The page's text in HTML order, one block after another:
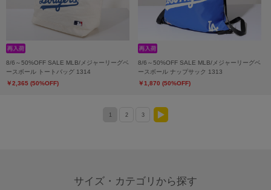
8/6～50%OFF SALE MLB/メジャーリーグベ
ースボール トートバッグ 1314
￥2,365 (50%OFF)
8/6～50%OFF SALE MLB/メジャーリーグベ
ースボール ナップサック 1313
￥1,870 (50%OFF)
1 2 3
サイズ・カテゴリから探す